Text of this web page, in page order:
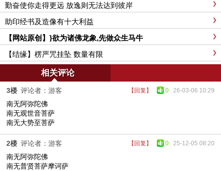
勤奋使你走得更远 放逸则无法达到彼岸
助印经书及造像有十大利益
【网站原创】}欲为诸佛龙象,先做众生马牛
【结缘】楞严咒挂坠 数量有限
相关评论
【回复】 0 26-03-06 10:29
3楼 评论者：游客
南无阿弥陀佛
南无观世音菩萨
南无大势至菩萨
【回复】 0 25-12-05 08:20
2楼 评论者：游客
南无阿弥陀佛
南无普贤菩萨摩诃萨